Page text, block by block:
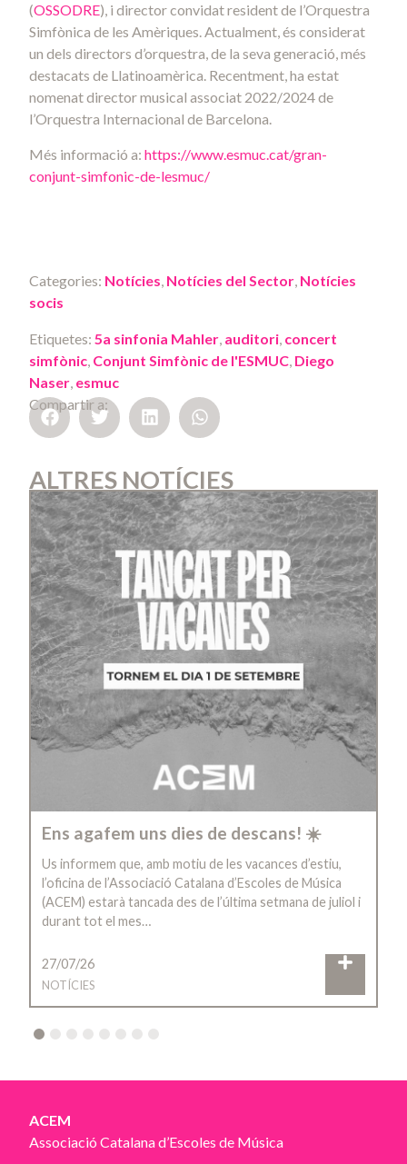
(OSSODRE), i director convidat resident de l’Orquestra
Simfònica de les Amèriques. Actualment, és considerat
un dels directors d’orquestra, de la seva generació, més
destacats de Llatinoamèrica. Recentment, ha estat
nomenat director musical associat 2022/2024 de
l’Orquestra Internacional de Barcelona.
Més informació a: https://www.esmuc.cat/gran-
conjunt-simfonic-de-lesmuc/
Categories: Notícies, Notícies del Sector, Notícies
socis
Etiquetes: 5a sinfonia Mahler, auditori, concert
simfònic, Conjunt Simfònic de l'ESMUC, Diego
Naser, esmuc
Compartir a:
ALTRES NOTÍCIES
Ens agafem uns dies de descans! ☀️
Us informem que, amb motiu de les vacances d’estiu,
l’oficina de l’Associació Catalana d’Escoles de Música
(ACEM) estarà tancada des de l’última setmana de juliol i
durant tot el mes…
27/07/26
NOTÍCIES
4 5 6 7 8
ACEM
Associació Catalana d’Escoles de Música